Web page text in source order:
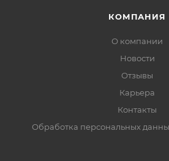
КОМПАНИЯ
О компании
Новости
Отзывы
Карьера
Контакты
Обработка персональных